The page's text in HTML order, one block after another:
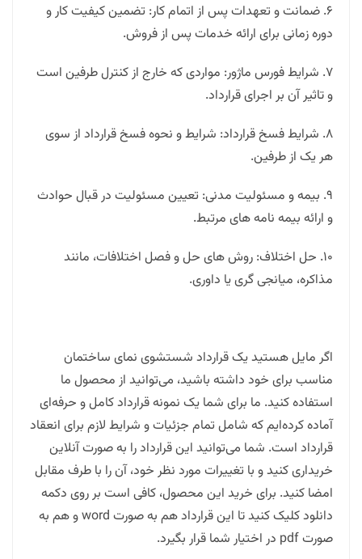
6. ضمانت و تعهدات پس از اتمام کار: تضمین کیفیت کار و
دوره زمانی برای ارائه خدمات پس از فروش.
7. شرایط فورس ماژور: مواردی که خارج از کنترل طرفین است
و تاثیر آن بر اجرای قرارداد.
8. شرایط فسخ قرارداد: شرایط و نحوه فسخ قرارداد از سوی
هر یک از طرفین.
9. بیمه و مسئولیت مدنی: تعیین مسئولیت در قبال حوادث
و ارائه بیمه نامه های مرتبط.
10. حل اختلاف: روش های حل و فصل اختلافات، مانند
مذاکره، میانجی گری یا داوری.
اگر مایل هستید یک قرارداد شستشوی نمای ساختمان
مناسب برای خود داشته باشید، می‌توانید از محصول ما
استفاده کنید. ما برای شما یک نمونه قرارداد کامل و حرفه‌ای
آماده کرده‌ایم که شامل تمام جزئیات و شرایط لازم برای انعقاد
قرارداد است. شما می‌توانید این قرارداد را به صورت آنلاین
خریداری کنید و با تغییرات مورد نظر خود، آن را با طرف مقابل
امضا کنید. برای خرید این محصول، کافی است بر روی دکمه
دانلود کلیک کنید تا این قرارداد هم به صورت word و هم به
صورت pdf در اختیار شما قرار بگیرد.